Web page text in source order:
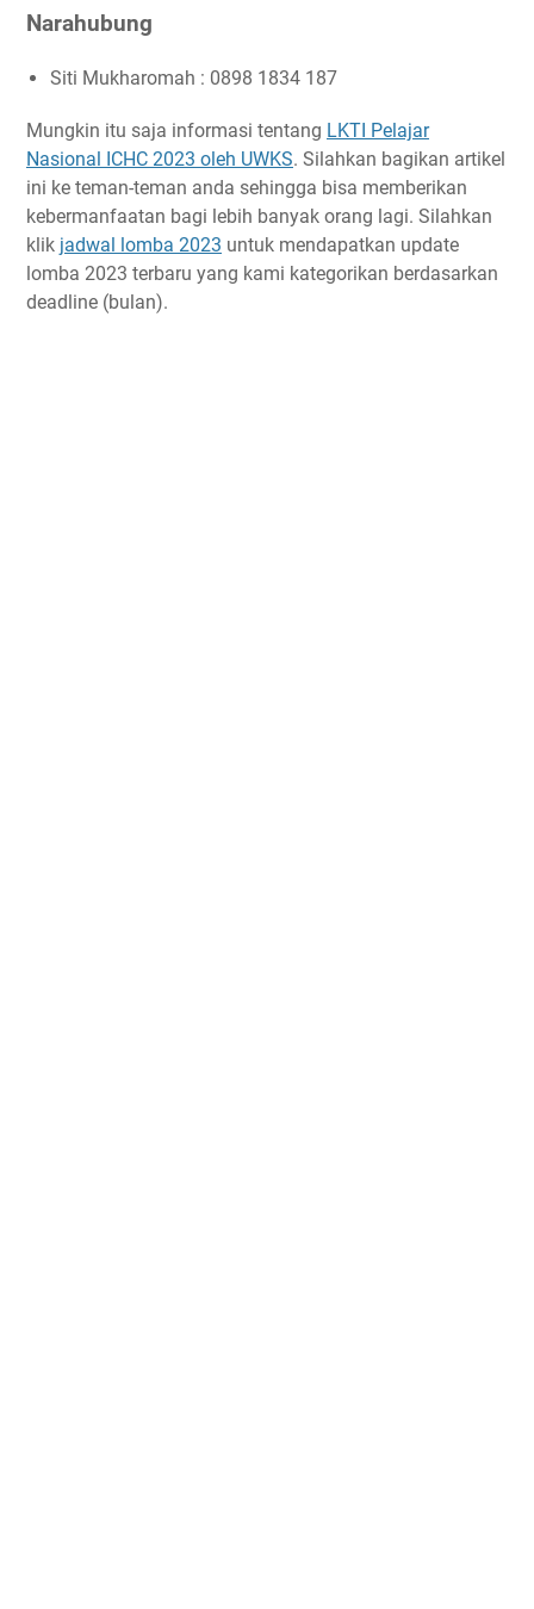
Narahubung
Siti Mukharomah : 0898 1834 187
Mungkin itu saja informasi tentang LKTI Pelajar
Nasional ICHC 2023 oleh UWKS. Silahkan bagikan artikel
ini ke teman-teman anda sehingga bisa memberikan
kebermanfaatan bagi lebih banyak orang lagi. Silahkan
klik jadwal lomba 2023 untuk mendapatkan update
lomba 2023 terbaru yang kami kategorikan berdasarkan
deadline (bulan).